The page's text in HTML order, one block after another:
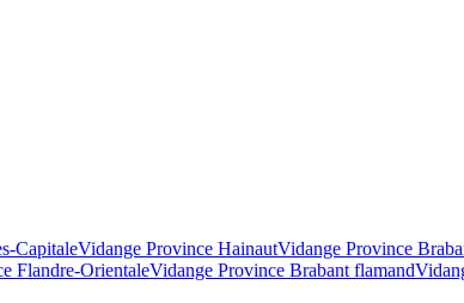
CapitaleVidange Province HainautVidange Province
Flandre-OrientaleVidange Province Brabant flamand